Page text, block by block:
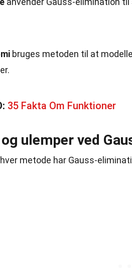
bruges metoden til at
35 Fakta Om Funktioner
ulemper ved
metode har Gauss-